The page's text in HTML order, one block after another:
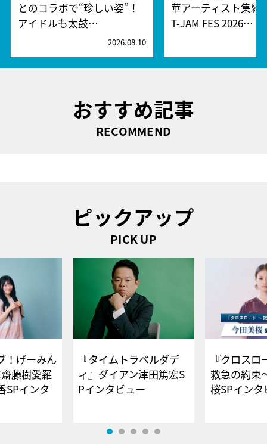
とのコラボで“珍しい姿”！
アイドルも太鼓…
2026.08.10
華アーティスト集結
T-JAM FES 2026…
おすすめ記事
RECOMMEND
ピックアップ
PICK UP
！げーみん
藤樹愛羅
SPインタ
『タイムトラベルダデ
ィ』ダイアン津田篤宏S
Pインタビュー
『クロス
救急の約束
桜SPイ